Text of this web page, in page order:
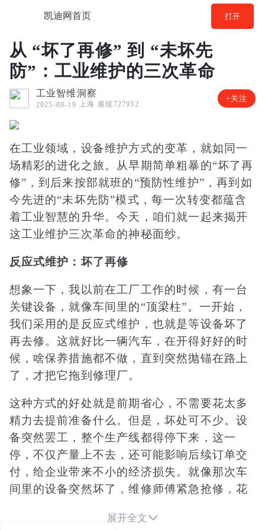
凯迪网首页 打开
从 “坏了再修” 到 “未坏先
防”：工业维护的三次革命
工业智维洞察
2025-09-19 上海 展现727932
+关注
在工业领域，设备维护方式的变革，就如同一
场精彩的进化之旅。从早期简单粗暴的“坏了再
修”，到后来按部就班的“预防性维护”，再到如
今先进的“未坏先防”模式，每一次转变都蕴含
着工业智慧的升华。今天，咱们就一起来揭开
这工业维护三次革命的神秘面纱。
反应式维护：坏了再修
想象一下，我以前在工厂工作的时候，有一台
关键设备，就像车间里的“顶梁柱”。一开始，
我们采用的是反应式维护，也就是等设备坏了
再去修。这就好比一辆汽车，在开得好好的时
候，啥保养措施都不做，直到突然抛锚在路上
了，才把它拖到修理厂。
这种方式的好处就是前期省心，不需要花太多
精力去提前准备什么。但是，坏处可不少。设
备突然罢工，整个生产线都得停下来，这一
停，不仅产量上不去，还可能影响后续订单交
付，给企业带来不小的经济损失。就像那次车
间里的设备突然坏了，维修师傅紧急抢修，花
展开全文